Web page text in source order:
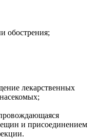
обострения;
лекарственных
и присоединением